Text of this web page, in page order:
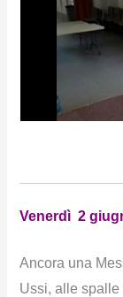
Venerdì 2
Ancora una
Ussi, alle spalle